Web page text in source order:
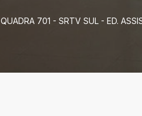
QUADRA 701 - SRTV SUL - ED.